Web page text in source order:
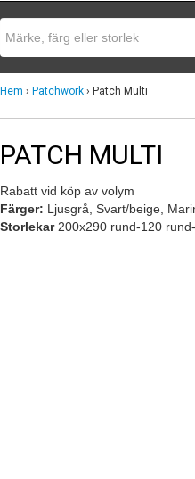
Hem › Patchwork › Patch Multi
PATCH MULTI
Rabatt vid köp av volym
Färger: Ljusgrå, Svart/beige,
Storlekar200x290 rund-120